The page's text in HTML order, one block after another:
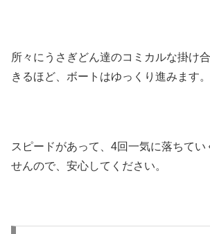
所々にうさぎどん達のコミカルな掛け
きるほど、ボートはゆっくり進みます。
スピードがあって、4回一気に落ちてい
せんので、安心してください。